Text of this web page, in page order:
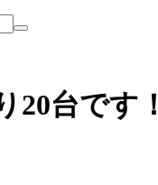
20台です！